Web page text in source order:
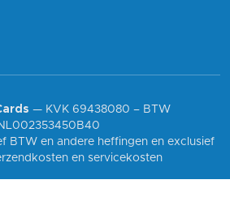
— KVK 69438080 – BTW
BTW en andere heffingen en exclusief
en servicekosten